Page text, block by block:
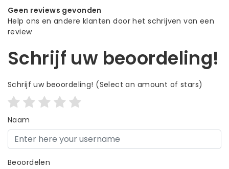
Geen reviews gevonden
Help ons en andere klanten door het schrijven van een
review
Schrijf uw beoordeling!
Schrijf uw beoordeling! (Select an amount of stars)
Naam
Beoordelen